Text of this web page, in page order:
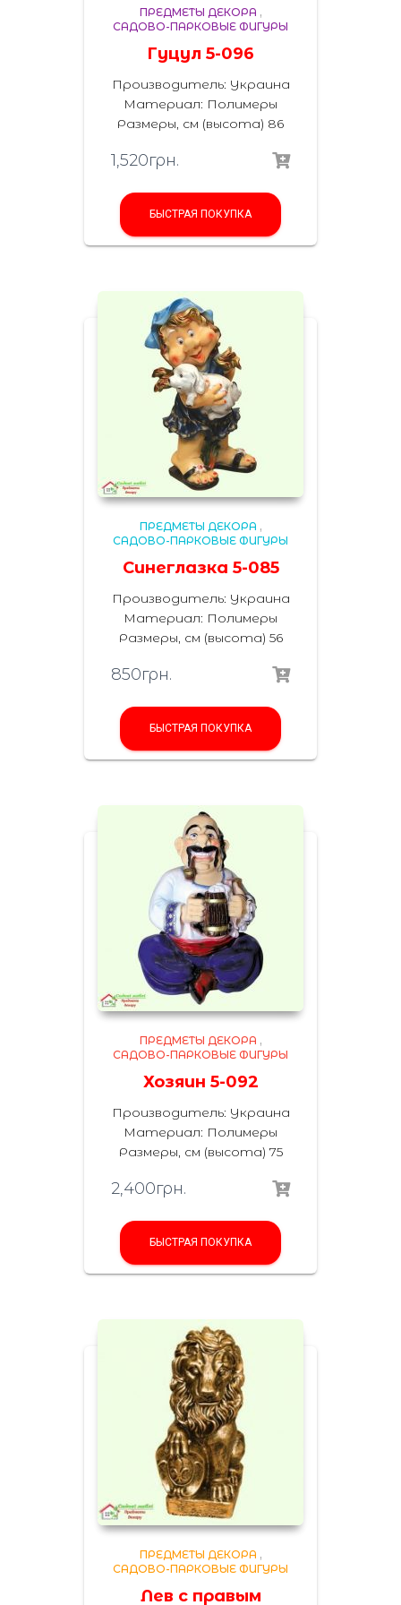
ПРЕДМЕТЫ ДЕКОРА ,
САДОВО-ПАРКОВЫЕ ФИГУРЫ
Гуцул 5-096
Производитель: Украина
Материал: Полимеры
Размеры, см (высота) 86
1,520грн.
БЫСТРАЯ ПОКУПКА
ПРЕДМЕТЫ ДЕКОРА ,
САДОВО-ПАРКОВЫЕ ФИГУРЫ
Синеглазка 5-085
Производитель: Украина
Материал: Полимеры
Размеры, см (высота) 56
850грн.
БЫСТРАЯ ПОКУПКА
ПРЕДМЕТЫ ДЕКОРА ,
САДОВО-ПАРКОВЫЕ ФИГУРЫ
Хозяин 5-092
Производитель: Украина
Материал: Полимеры
Размеры, см (высота) 75
2,400грн.
БЫСТРАЯ ПОКУПКА
ПРЕДМЕТЫ ДЕКОРА ,
САДОВО-ПАРКОВЫЕ ФИГУРЫ
Лев с правым